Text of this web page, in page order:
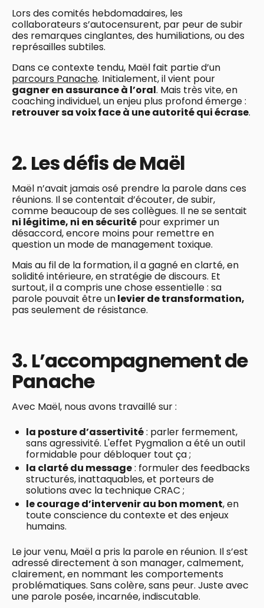
Lors des comités hebdomadaires, les
collaborateurs s’autocensurent, par peur de subir
des remarques cinglantes, des humiliations, ou des
représailles subtiles.
Dans ce contexte tendu, Maël fait partie d’un
parcours Panache. Initialement, il vient pour
gagner en assurance à l’oral. Mais très vite, en
coaching individuel, un enjeu plus profond émerge :
retrouver sa voix face à une autorité qui écrase.
2. Les défis de Maël
Maël n’avait jamais osé prendre la parole dans ces
réunions. Il se contentait d’écouter, de subir,
comme beaucoup de ses collègues. Il ne se sentait
ni légitime, ni en sécurité pour exprimer un
désaccord, encore moins pour remettre en
question un mode de management toxique.
Mais au fil de la formation, il a gagné en clarté, en
solidité intérieure, en stratégie de discours. Et
surtout, il a compris une chose essentielle : sa
parole pouvait être unlevier de transformation,
pas seulement de résistance.
3. L’accompagnement de
Panache
Avec Maël, nous avons travaillé sur :
la posture d’assertivité: parler fermement,
sans agressivité. L'effet Pygmalion a été un outil
formidable pour débloquer tout ça ;
la clarté du message: formuler des feedbacks
structurés, inattaquables, et porteurs de
solutions avec la technique CRAC ;
le courage d’intervenir au bon moment, en
toute conscience du contexte et des enjeux
humains.
Le jour venu, Maël a pris la parole en réunion. Il s’est
adressé directement à son manager, calmement,
clairement, en nommant les comportements
problématiques. Sans colère, sans peur. Juste avec
une parole posée, incarnée, indiscutable.